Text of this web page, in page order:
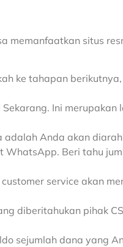
memanfaatkan situs
ke tahapan
Ini
Anda akan
Beri tahu
service akan
diberitahukan pihak
sejumlah dana yang